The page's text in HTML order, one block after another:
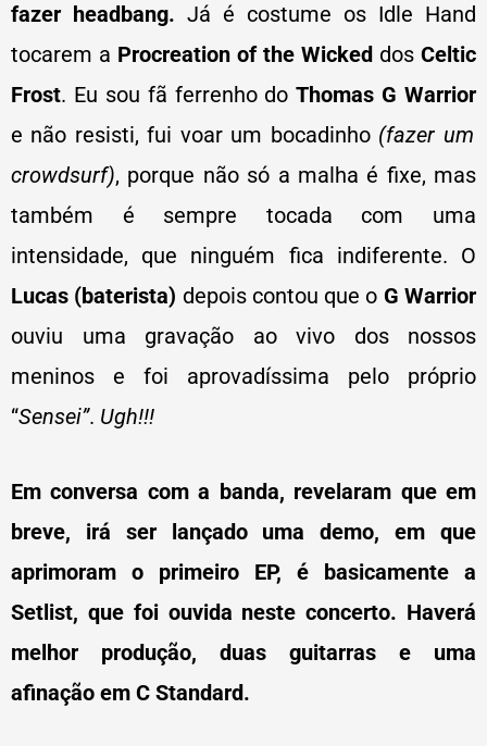
fazer headbang. Já é costume os Idle Hand
tocarem a Procreation of the Wicked dos Celtic
Frost. Eu sou fã ferrenho doThomas G Warrior
e não resisti, fui voar um bocadinho (fazer um
crowdsurf), porque não só a malha é fixe, mas
também é sempre tocada com uma
intensidade, que ninguém fica indiferente. O
Lucas (baterista) depois contou que o G Warrior
ouviu uma gravação ao vivo dos nossos
meninos e foi aprovadíssima pelo próprio
“Sensei”. Ugh!!!
Em conversa com a banda, revelaram que em
breve, irá ser lançado uma demo, em que
aprimoram o primeiro EP, é basicamente a
Setlist, que foi ouvida neste concerto. Haverá
melhor produção, duas guitarras e uma
afinação em C Standard.